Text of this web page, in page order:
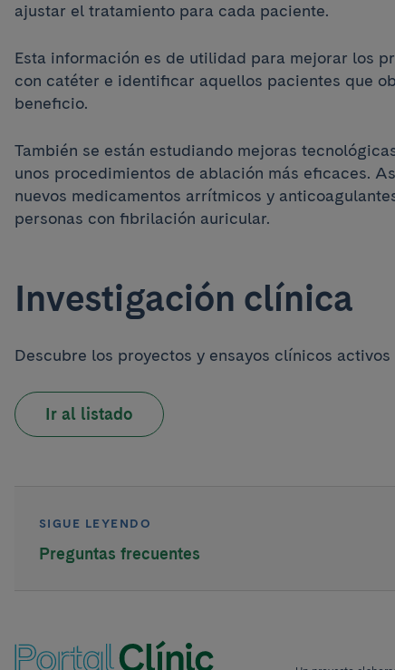
ajustar el tratamiento para cada paciente.
Esta información es de utilidad para mejorar los
con catéter e identificar aquellos pacientes que
beneficio.
También se están estudiando mejoras
unos procedimientos de ablación más eficaces.
nuevos medicamentos arrítmicos y
personas con fibrilación auricular.
Investigación clínica
Descubre los proyectos y ensayos clínicos
Ir al listado
SIGUE LEYENDO
Preguntas frecuentes